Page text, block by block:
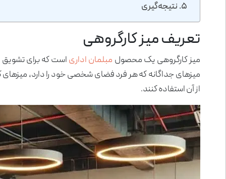
نتیجه‌گیری
تعریف میز کارگروهی
میز کارگروهی یک محصول مبلمان اداری است که برای
میزهای جداگانه که هر فرد فضای شخصی خود را دارد،
از آن استفاده کنند.